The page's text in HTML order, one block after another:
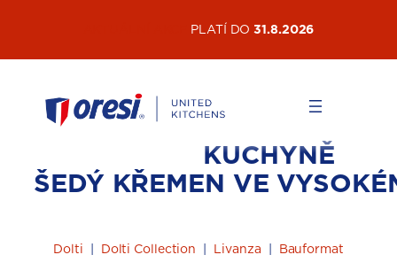
PLATÍ DO31.8.2026
KUCHYNĚ
ŠEDÝ KŘEMEN VE
Dolti | Dolti Collection | Livanza | Bauformat